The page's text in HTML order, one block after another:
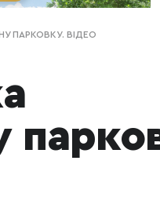
ПАРКОВКУ. ВІДЕО